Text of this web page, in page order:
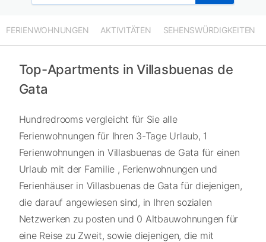
FERIENWOHNUNGEN AKTIVITÄTEN SEHENSWÜRDIGKEITEN
Top-Apartments in Villasbuenas de
Gata
Hundredrooms vergleicht für Sie alle
Ferienwohnungen für Ihren 3-Tage Urlaub, 1
Ferienwohnungen in Villasbuenas de Gata für einen
Urlaub mit der Familie , Ferienwohnungen und
Ferienhäuser in Villasbuenas de Gata für diejenigen,
die darauf angewiesen sind, in Ihren sozialen
Netzwerken zu posten und 0 Altbauwohnungen für
eine Reise zu Zweit, sowie diejenigen, die mit